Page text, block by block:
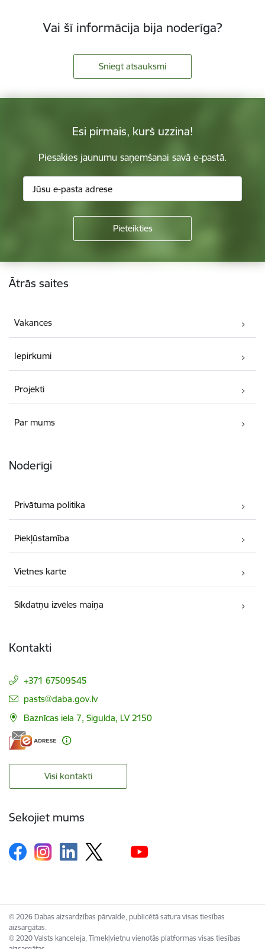
Vai šī informācija bija noderīga?
Sniegt atsauksmi
Esi pirmais, kurš uzzina!
Piesakies jaunumu saņemšanai savā e-pastā.
Kājene
Ātrās saites
Vakances
Iepirkumi
Projekti
Par mums
Noderīgi
Privātuma politika
Piekļūstamība
Vietnes karte
Sīkdatņu izvēles maiņa
Kontakti
+371 67509545
E-pasts:
pasts@daba.gov.lv
Baznīcas iela 7, Sigulda, LV 2150
Visi kontakti
Sekojiet mums
© 2026 Dabas aizsardzības pārvalde, publicētā satura visas tiesības
aizsargātas.
© 2020 Valsts kanceleja, Tīmekļvietņu vienotās platformas visas tiesības